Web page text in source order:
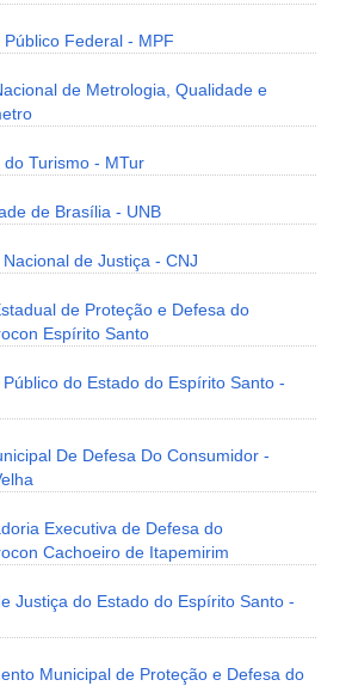
Federal - MPF
de Metrologia, Qualidade e
Turismo - MTur
de Brasília - UNB
de Justiça - CNJ
de Proteção e Defesa do
Espírito Santo
do Estado do Espírito Santo -
De Defesa Do Consumidor -
Executiva de Defesa do
Cachoeiro de Itapemirim
Justiça do Estado do Espírito Santo -
Municipal de Proteção e Defesa do